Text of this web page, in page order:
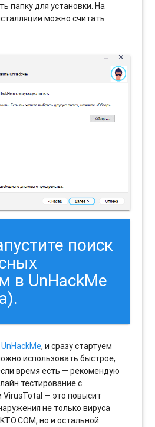
папку для установки. На
можно считать
поиск
в UnHackMe
UnHackMe, и сразу стартуем
использовать быстрое,
время есть — рекомендую
тестирование с
VirusTotal — это повысит
не только вируса
но и остальной